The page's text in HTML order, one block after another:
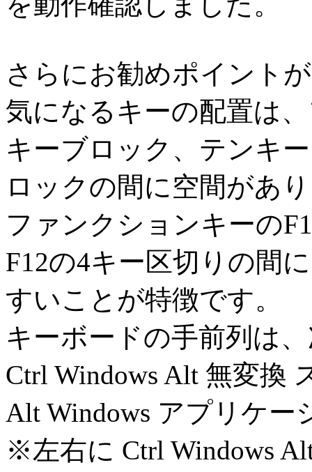
さらにお勧めポイント
気になるキーの配置は
キーブロック、テンキ
ロックの間に空間があ
ファンクションキーの
F12の4キー区切りの間
すいことが特徴です。
キーボードの手前列は
Ctrl Windows Alt 無変換
Alt Windows アプリケー
※左右に Ctrl Windows